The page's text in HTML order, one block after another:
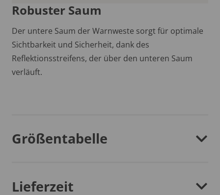
Robuster Saum
Der untere Saum der Warnweste sorgt für optimale
Sichtbarkeit und Sicherheit, dank des
Reflektionsstreifens, der über den unteren Saum
verläuft.
Größentabelle
Lieferzeit